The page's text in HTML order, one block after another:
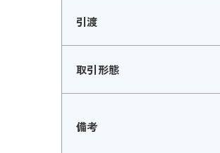
引渡
取引形態
備考